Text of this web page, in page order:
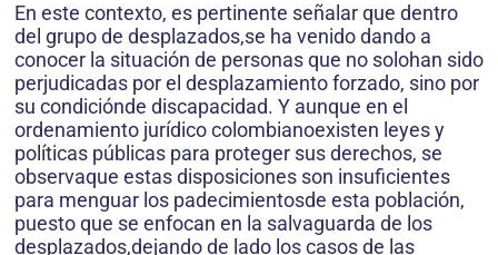
En este contexto, es pertinente señalar que dentro
del grupo de desplazados,se ha venido dando a
conocer la situación de personas que no solohan sido
perjudicadas por el desplazamiento forzado, sino por
su condiciónde discapacidad. Y aunque en el
ordenamiento jurídico colombianoexisten leyes y
políticas públicas para proteger sus derechos, se
observaque estas disposiciones son insuficientes
para menguar los padecimientosde esta población,
puesto que se enfocan en la salvaguarda de los
desplazados,dejando de lado los casos de las